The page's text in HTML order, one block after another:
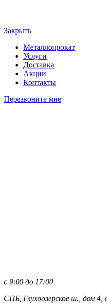
Закрыть
Металлопрокат
Услуги
Доставка
Акции
Контакты
Перезвоните мне
с 9:00 до 17:00
СПБ, Глухоозерское ш., дом 4,